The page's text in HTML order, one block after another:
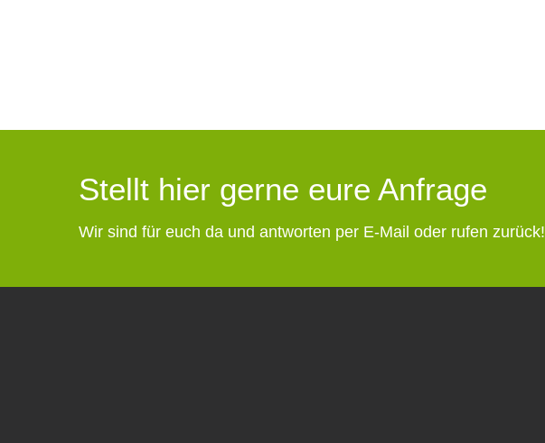
Stellt hier gerne eure Anfrage
Wir sind für euch da und antworten per E-Mail oder rufen zurück!